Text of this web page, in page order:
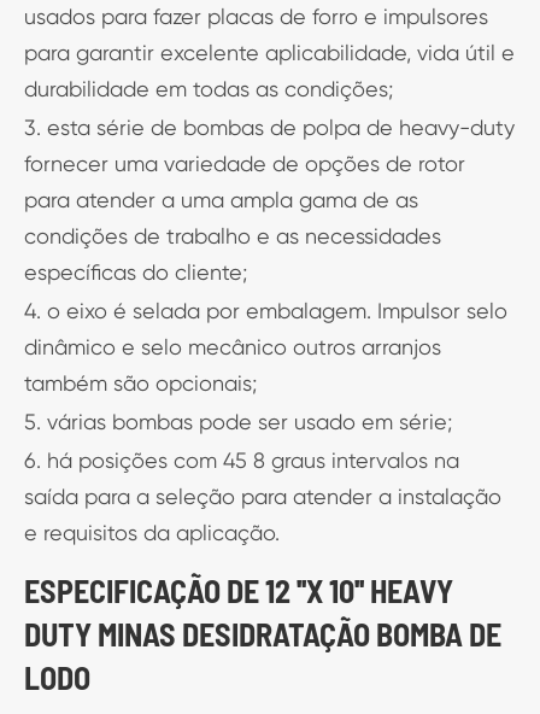
usados para fazer placas de forro e impulsores
para garantir excelente aplicabilidade, vida útil e
durabilidade em todas as condições;
3. esta série de bombas de polpa de heavy-duty
fornecer uma variedade de opções de rotor
para atender a uma ampla gama de as
condições de trabalho e as necessidades
específicas do cliente;
4. o eixo é selada por embalagem. Impulsor selo
dinâmico e selo mecânico outros arranjos
também são opcionais;
5. várias bombas pode ser usado em série;
6. há posições com 45 8 graus intervalos na
saída para a seleção para atender a instalação
e requisitos da aplicação.
ESPECIFICAÇÃO DE 12 ''X 10'' HEAVY
DUTY MINAS DESIDRATAÇÃO BOMBA DE
LODO